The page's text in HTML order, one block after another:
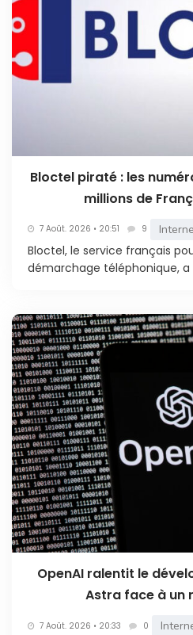
Bloctel piraté : les
millions de
7 Août. 2026 • 20:51 9
Bloctel, le service français
démarchage téléphonique, a
OpenAI ralentit le
Astra face à un
7 Août. 2026 • 20:33 0